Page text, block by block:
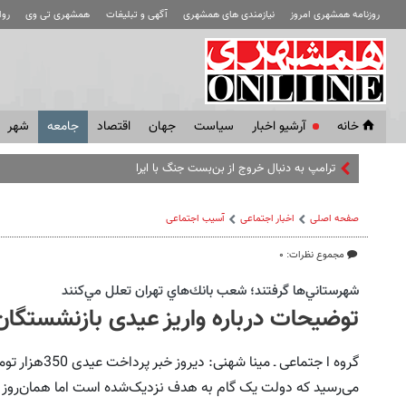
روزنامه همشهری امروز نیازمندی های همشهری آگهی و تبلیغات همشهری تی وی
خانه آرشیو اخبار سياست جهان اقتصاد جامعه شهر
ترامپ به دنبال خروج از بن‌بست جنگ با ایران بدون توافق هست
صفحه اصلی اخبار اجتماعی آسیب اجتماعی
مجموع نظرات: ۰
شهرستاني‌ها گرفتند؛ شعب بانك‌هاي تهران تعلل مي‌كنند
توضیحات درباره واریز عیدی
‌گروه ا
می‌رسید که دولت یک گام به هدف نزدیک‌شده است اما همان‌روز